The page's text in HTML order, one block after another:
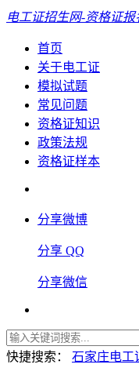
电工证招生网-资格证报
首页
关于电工证
模拟试题
常见问题
资格证知识
政策法规
资格证样本
分享微博
分享 QQ
分享微信
快捷搜索： 石家庄电工